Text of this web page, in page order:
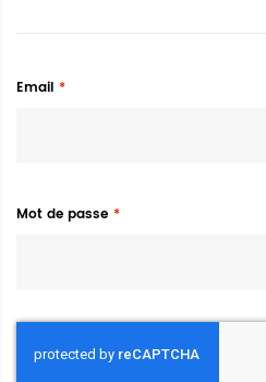
Email
Mot de passe